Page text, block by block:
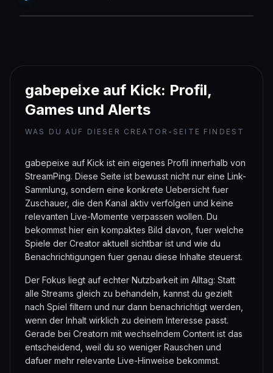
von deinem Browser leider nicht
unterstützt.
gabepeixe auf Kick: Profil,
Games und Alerts
WAS DU AUF DIESER CREATOR-SEITE FINDEST
gabepeixe auf Kick ist ein eigenes Profil innerhalb von
StreamPing. Diese Seite ist bewusst nicht nur eine Link-
Sammlung, sondern eine konkrete Uebersicht fuer
Zuschauer, die den Kanal aktiv verfolgen und keine
relevanten Live-Momente verpassen wollen. Du
bekommst hier ein kompaktes Bild davon, fuer welche
Spiele der Creator aktuell sichtbar ist und wie du
Benachrichtigungen fuer genau diese Inhalte steuerst.
Der Fokus liegt auf echter Nutzbarkeit im Alltag: Statt
alle Streams gleich zu behandeln, kannst du gezielt
nach Spiel filtern und nur dann benachrichtigt werden,
wenn der Inhalt wirklich zu deinem Interesse passt.
Gerade bei Creatorn mit wechselndem Content ist das
entscheidend, weil du so weniger Rauschen und
dafuer mehr relevante Live-Hinweise bekommst.